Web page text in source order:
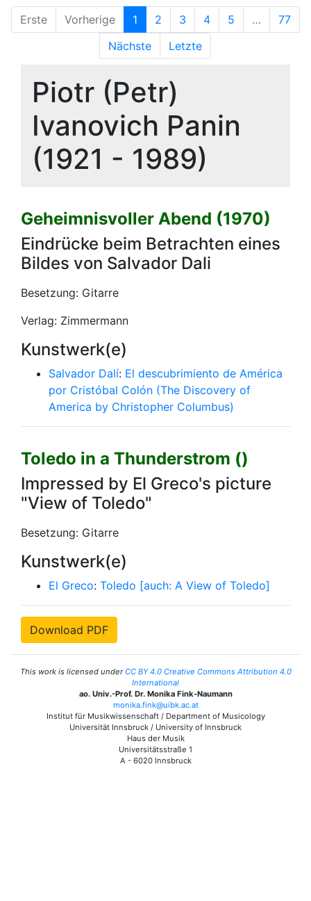
Erste
Vorherige 1 2 3 4 5 …
77
Nächste
Letzte
Piotr (Petr)
Ivanovich Panin
(1921 - 1989)
Geheimnisvoller Abend (1970)
Eindrücke beim Betrachten eines
Bildes von Salvador Dali
Besetzung: Gitarre
Verlag: Zimmermann
Kunstwerk(e)
Salvador Dalí: El descubrimiento de América
por Cristóbal Colón (The Discovery of
America by Christopher Columbus)
Toledo in a Thunderstrom ()
Impressed by El Greco's picture
"View of Toledo"
Besetzung: Gitarre
Kunstwerk(e)
El Greco: Toledo [auch: A View of Toledo]
Download PDF
This work is licensed underCC BY 4.0 Creative Commons Attribution 4.0
International
ao. Univ.-Prof. Dr. Monika Fink-Naumann
monika.fink@uibk.ac.at
Institut für Musikwissenschaft / Department of Musicology
Universität Innsbruck / University of Innsbruck
Haus der Musik
Universitätsstraße 1
A - 6020 Innsbruck